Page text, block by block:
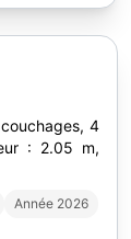
4
: 2.05 m,
Année 2026